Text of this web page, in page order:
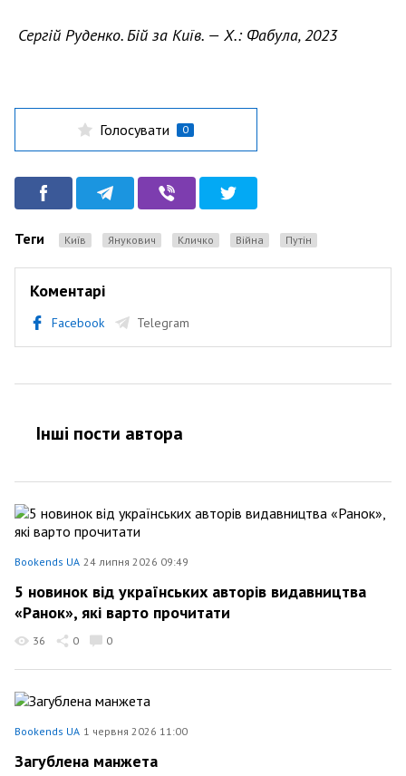
Сергій Руденко. Бій за Київ. — Х.: Фабула, 2023
Голосувати 0
Теги Київ Янукович Кличко Війна Путін
Коментарі
Facebook Telegram
Інші пости автора
Bookends UA 24 липня 2026 09:49
5 новинок від українських авторів видавництва
«Ранок», які варто прочитати
36 0 0
Bookends UA 1 червня 2026 11:00
Загублена манжета